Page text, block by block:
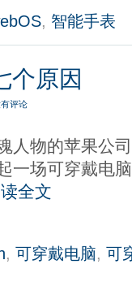
, 智能手表
个原因
评论
人物的苹果公
一场可穿戴电
全文
, 可穿戴电脑, 可